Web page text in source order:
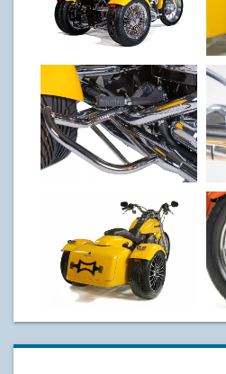
V96 Footwing
Chrome
V96 Trunck